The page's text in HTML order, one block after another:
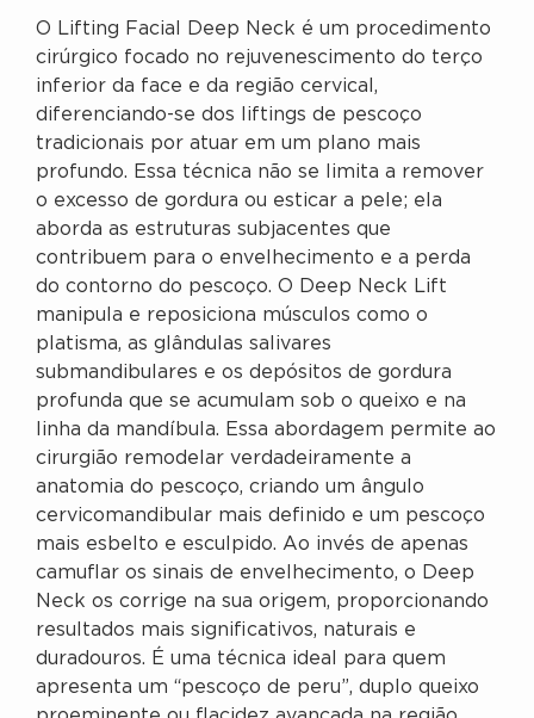
O Lifting Facial Deep Neck é um procedimento
cirúrgico focado no rejuvenescimento do terço
inferior da face e da região cervical,
diferenciando-se dos liftings de pescoço
tradicionais por atuar em um plano mais
profundo. Essa técnica não se limita a remover
o excesso de gordura ou esticar a pele; ela
aborda as estruturas subjacentes que
contribuem para o envelhecimento e a perda
do contorno do pescoço. O Deep Neck Lift
manipula e reposiciona músculos como o
platisma, as glândulas salivares
submandibulares e os depósitos de gordura
profunda que se acumulam sob o queixo e na
linha da mandíbula. Essa abordagem permite ao
cirurgião remodelar verdadeiramente a
anatomia do pescoço, criando um ângulo
cervicomandibular mais definido e um pescoço
mais esbelto e esculpido. Ao invés de apenas
camuflar os sinais de envelhecimento, o Deep
Neck os corrige na sua origem, proporcionando
resultados mais significativos, naturais e
duradouros. É uma técnica ideal para quem
apresenta um “pescoço de peru”, duplo queixo